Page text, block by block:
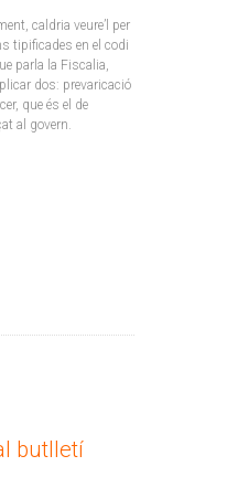
caldria veure’l per
tipificades en el codi
parla la Fiscalia,
dos: prevaricació
que és el de
al govern.
butlletí